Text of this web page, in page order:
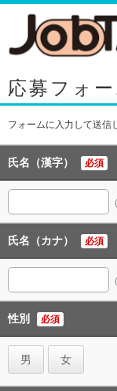
応募フォー
フォームに入力して送信
氏名（漢字） 必須
氏名（カナ） 必須
性別 必須
男 女